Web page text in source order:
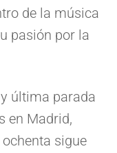
de la música
pasión por la
última parada
en Madrid,
sigue